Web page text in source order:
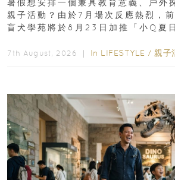
暑假想安排一個兼具教育意義、戶外
親子活動？由於7月場次反應熱烈，
盲犬學苑將於8月23日加推「小Q夏
7th August, 2026 ｜ In LIFESTYLE / 親子